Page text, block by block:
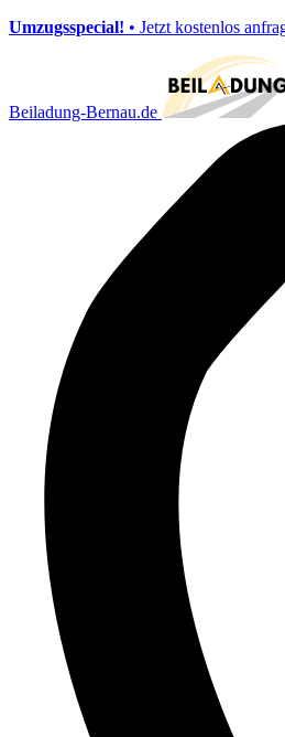
Umzugsspecial! • Jetzt kostenlos
Beiladung-Bernau.de